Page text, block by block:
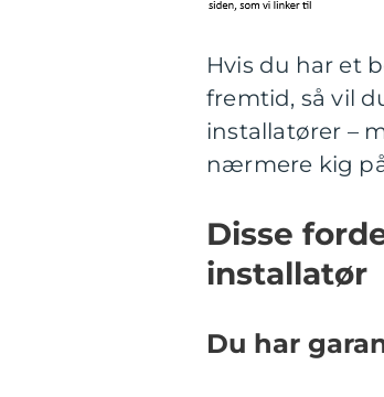
Hvis du har et
fremtid, så vil
installatører –
nærmere kig
Disse
installatør
Du har